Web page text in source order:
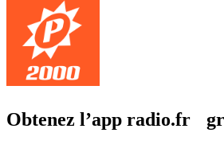
Obtenez l’app radio.fr